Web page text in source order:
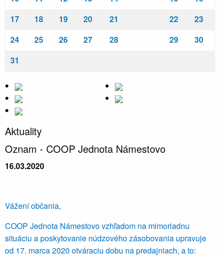
17
18 19 20 21 22
23
24
25 26 27 28 29
30
31
Aktuality
Oznam - COOP Jednota Námestovo
16.03.2020
Vážení občania,
COOP Jednota Námestovo vzhľadom na mimoriadnu
situáciu a poskytovanie núdzového zásobovania upravuje
od 17. marca 2020 otváraciu dobu na predajniach, a to: